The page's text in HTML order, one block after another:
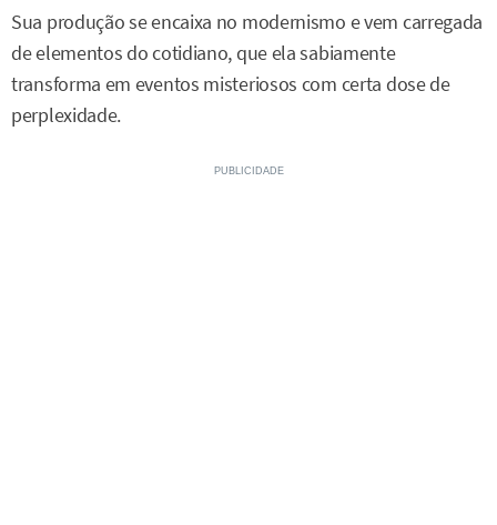
Sua produção se encaixa no modernismo e vem carregada
de elementos do cotidiano, que ela sabiamente
transforma em eventos misteriosos com certa dose de
perplexidade.